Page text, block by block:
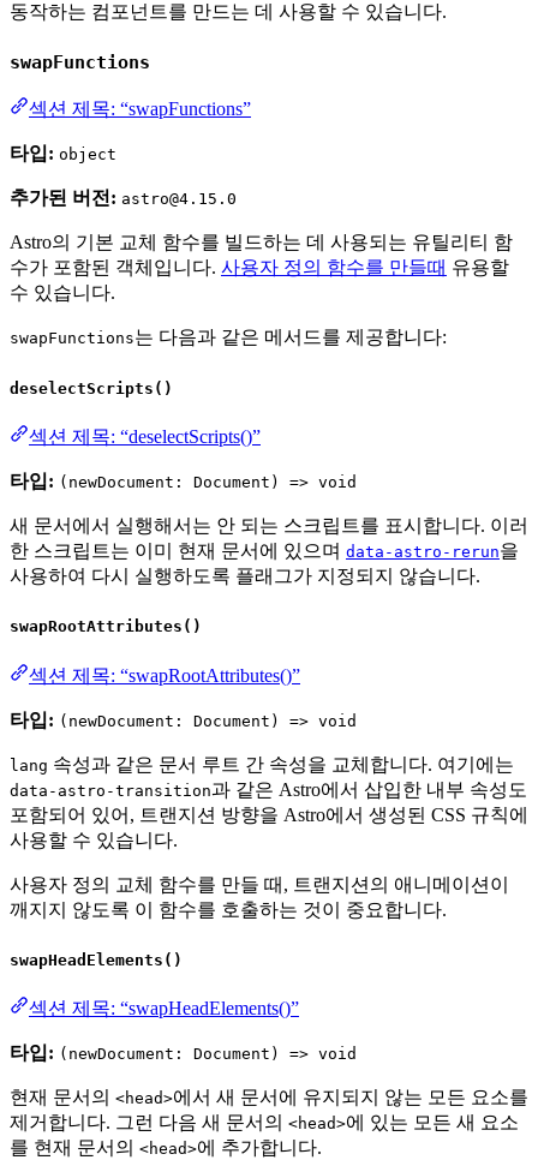
동작하는 컴포넌트를 만드는 데 사용할 수 있습니다.
swapFunctions
섹션 제목: “swapFunctions”
타입: object
추가된 버전: astro@4.15.0
Astro의 기본 교체 함수를 빌드하는 데 사용되는 유틸리티 함
수가 포함된 객체입니다. 사용자 정의 함수를 만들때 유용할
수 있습니다.
swapFunctions는 다음과 같은 메서드를 제공합니다:
deselectScripts()
섹션 제목: “deselectScripts()”
타입: (newDocument: Document) => void
새 문서에서 실행해서는 안 되는 스크립트를 표시합니다. 이러
한 스크립트는 이미 현재 문서에 있으며 data-astro-rerun을
사용하여 다시 실행하도록 플래그가 지정되지 않습니다.
swapRootAttributes()
섹션 제목: “swapRootAttributes()”
타입: (newDocument: Document) => void
lang 속성과 같은 문서 루트 간 속성을 교체합니다. 여기에는
data-astro-transition과 같은 Astro에서 삽입한 내부 속성도
포함되어 있어, 트랜지션 방향을 Astro에서 생성된 CSS 규칙에
사용할 수 있습니다.
사용자 정의 교체 함수를 만들 때, 트랜지션의 애니메이션이
깨지지 않도록 이 함수를 호출하는 것이 중요합니다.
swapHeadElements()
섹션 제목: “swapHeadElements()”
타입: (newDocument: Document) => void
현재 문서의 <head>에서 새 문서에 유지되지 않는 모든 요소를
제거합니다. 그런 다음 새 문서의 <head>에 있는 모든 새 요소
를 현재 문서의 <head>에 추가합니다.